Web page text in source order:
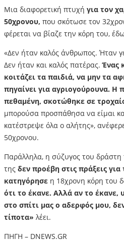
Μια διαφορετική πτυχή για τον
50χρονου, που σκότωσε τον
φέρεται να βίαζε την κόρη του,
«Δεν ήταν καλός άνθρωπος. Ήταν
Δεν ήταν και καλός πατέρας.Ένας
κοιτάζει τα παιδιά, να μην τα
πηγαίνει για αγριογούρουνα. Η
πεθαμένη, σκοτώθηκε σε
μπορούσα προσπάθησα να είμαι
κατέστρεψε όλα ο αλήτης»,
50χρονου.
Παράλληλα, η σύζυγος του δράστη
της δεν προέβη στις πράξεις για
κατηγόρησε η 18χρονη κόρη του
ότι το έκανε. Αλλά αν το έκανε,
στο σπίτι μας ο αδερφός μου,
τίποτα» λέει.
ΠΗΓΗ – DNEWS.GR